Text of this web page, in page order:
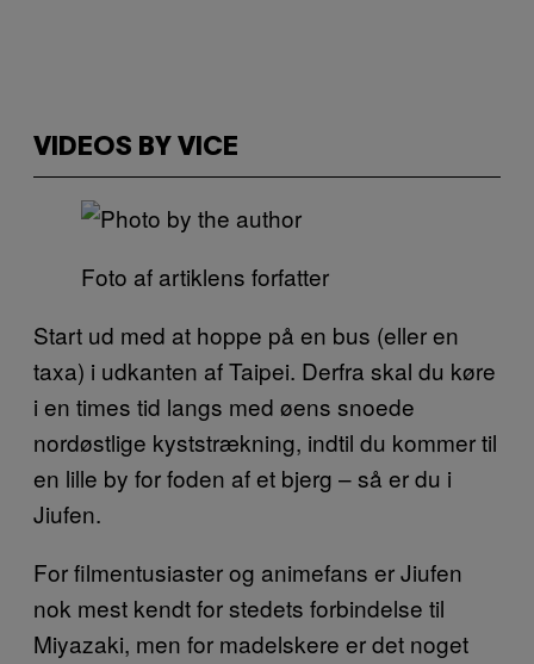
VIDEOS BY VICE
Foto af artiklens forfatter
Start ud med at hoppe på en bus (eller en
taxa) i udkanten af Taipei. Derfra skal du køre
i en times tid langs med øens snoede
nordøstlige kyststrækning, indtil du kommer til
en lille by for foden af et bjerg – så er du i
Jiufen.
For filmentusiaster og animefans er Jiufen
nok mest kendt for stedets forbindelse til
Miyazaki, men for madelskere er det noget